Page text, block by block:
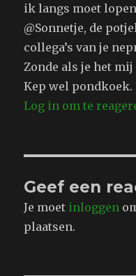
ik langs moet
@Sonnetje, de
collega’s van je
Zonde als je het mij
Kep wel pondkoek.
Log in om te
Geef een
Je moet inloggen
plaatsen.